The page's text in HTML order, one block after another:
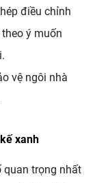
điều chỉnh
ý muốn
vệ ngôi nhà
xanh
quan trọng nhất